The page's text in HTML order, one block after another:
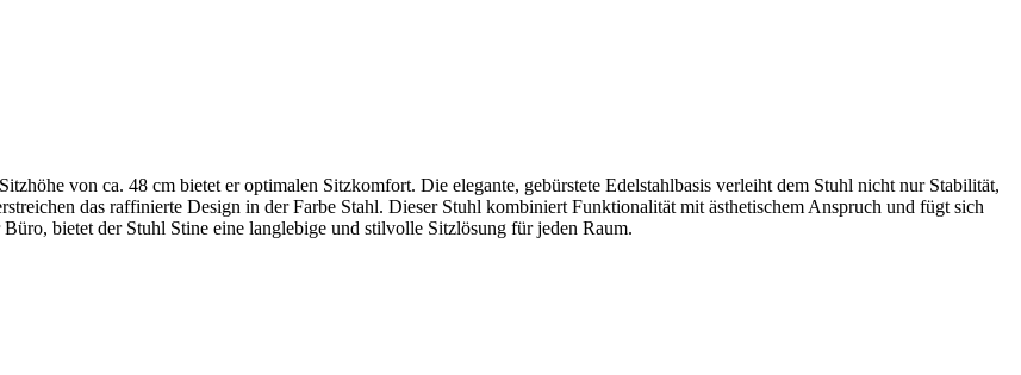
von ca. 48 cm bietet er optimalen Sitzkomfort. Die elegante, gebürstete Edelstahlbasis verleiht dem Stuhl nicht nur Stabilität,
das raffinierte Design in der Farbe Stahl. Dieser Stuhl kombiniert Funktionalität mit ästhetischem Anspruch und fügt sich
bietet der Stuhl Stine eine langlebige und stilvolle Sitzlösung für jeden Raum.